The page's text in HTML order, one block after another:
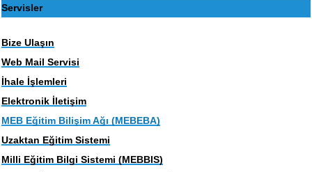
Servisler
Bize Ulaşın
Web Mail Servisi
İhale İşlemleri
Elektronik İletişim
MEB Eğitim Bilişim Ağı (MEBEBA)
Uzaktan Eğitim Sistemi
Milli Eğitim Bilgi Sistemi (MEBBIS)